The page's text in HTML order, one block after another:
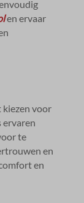
en ervaar
kiezen voor
ervaren
te
en
en